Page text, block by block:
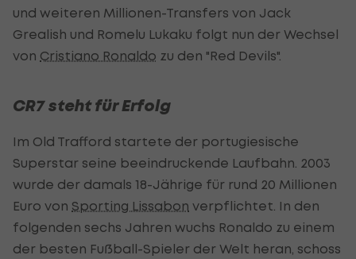
und weiteren Millionen-Transfers von Jack
Grealish und Romelu Lukaku folgt nun der Wechsel
von Cristiano Ronaldo zu den "Red Devils".
CR7 steht für Erfolg
Im Old Trafford startete der portugiesische
Superstar seine beeindruckende Laufbahn. 2003
wurde der damals 18-Jährige für rund 20 Millionen
Euro von Sporting Lissabon verpflichtet. In den
folgenden sechs Jahren wuchs Ronaldo zu einem
der besten Fußball-Spieler der Welt heran, schoss